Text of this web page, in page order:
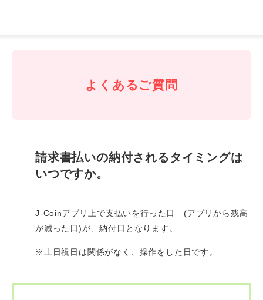
よくあるご質問
請求書払いの納付されるタイミングは
いつですか。
J-Coinアプリ上で支払いを行った日 (アプリから残高
が減った日)が、納付日となります。
※土日祝日は関係がなく、操作をした日です。